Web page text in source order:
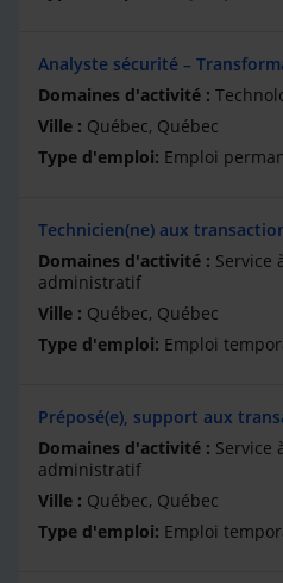
Analyste sécurité –
Québec, Québec
Emploi
Technicien(ne) aux
Service
administratif
Québec, Québec
Emploi
Préposé(e), support aux
Service
administratif
Québec, Québec
Emploi